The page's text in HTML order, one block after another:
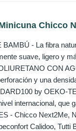
Chicco
- La fibra
suave, ligero y
CON
y una
by OEKO-
internacional, que
- Chicco Next2Me,
Calidoo, Tutti